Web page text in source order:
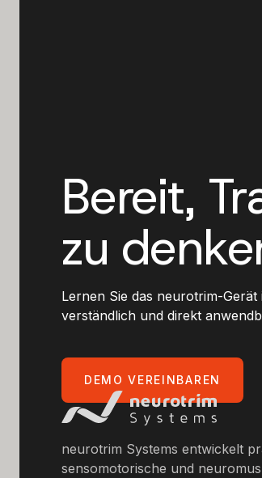
Bereit,
zu
Lernen Sie das neurotrim-
verständlich und direkt
DEMO VEREINBAREN
neurotrim Systems entwickelt
sensomotorische und